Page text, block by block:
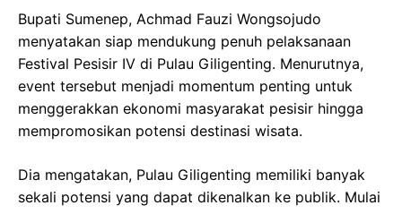
Bupati Sumenep, Achmad Fauzi Wongsojudo
menyatakan siap mendukung penuh pelaksanaan
Festival Pesisir IV di Pulau Giligenting. Menurutnya,
event tersebut menjadi momentum penting untuk
menggerakkan ekonomi masyarakat pesisir hingga
mempromosikan potensi destinasi wisata.
Dia mengatakan, Pulau Giligenting memiliki banyak
sekali potensi yang dapat dikenalkan ke publik. Mulai